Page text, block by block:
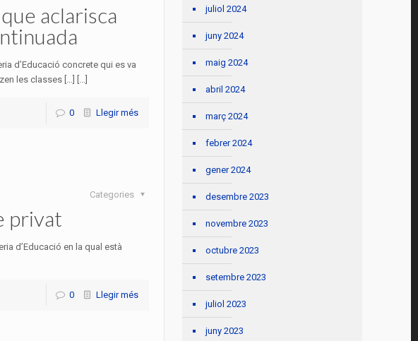
aclarisca
d’Educació concrete qui es va
les classes […] [...]
0 Llegir més
Categories
privat
d’Educació en la qual està
0 Llegir més
juliol 2024
juny 2024
maig 2024
abril 2024
març 2024
febrer 2024
gener 2024
desembre 2023
novembre 2023
octubre 2023
setembre 2023
juliol 2023
juny 2023